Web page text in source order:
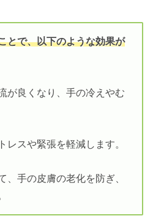
とで、以下のような効果が
が良くなり、手の冷えやむ
レスや緊張を軽減します。
、手の皮膚の老化を防ぎ、